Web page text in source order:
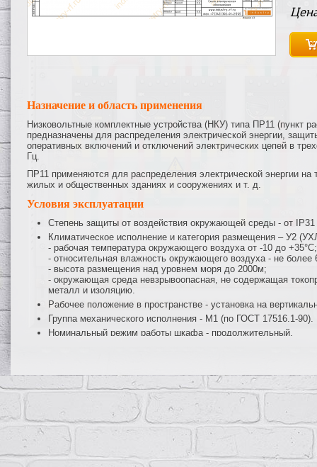
Назначение и область применения
Низковольтные комплектные устройства (НКУ) типа ПР11
предназначены для распределения электрической энергии,
оперативных включений и отключений электрических цепей в
Гц.
ПР11 применяются для распределения электрической энергии
жилых и общественных зданиях и сооружениях и т. д.
Условия эксплуатации
Степень защиты от воздействия окружающей среды - от
Климатическое исполнение и категория размещения – У2
- рабочая температура окружающего воздуха от -10 до +35°С;
- относительная влажность окружающего воздуха - не более
- высота размещения над уровнем моря до 2000м;
- окружающая среда невзрывоопасная, не содержащая
металл и изоляцию.
Рабочее положение в пространстве - установка на
Группа механического исполнения - М1 (по ГОСТ 17516.1-90).
Номинальный режим работы шкафа - продолжительный.
Функциональные возможности
Ввод трехфазной электрической сети напряжением 380/220В
Защиту всех цепей от перегрузок и короткого замыкания.
Нечастые (до 6 раз в сутки) оперативные включения и
Возможность последующей модернизации шкафа с
Конструкция